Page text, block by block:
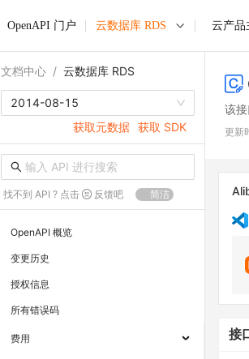
OpenAPI 门户 云数据库 RDS 云产品
文档中心 / 云数据库 RDS
2014-08-15
获取元数据 获取 SDK
找不到 API ? 点击 反馈吧 简洁
OpenAPI 概览
变更历史
授权信息
所有错误码
费用
该
更新
接